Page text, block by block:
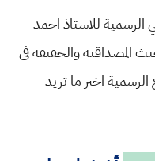
الرسمية للاستاذ احمد
المصداقية والحقيقة في
الرسمية اختر ما تريد